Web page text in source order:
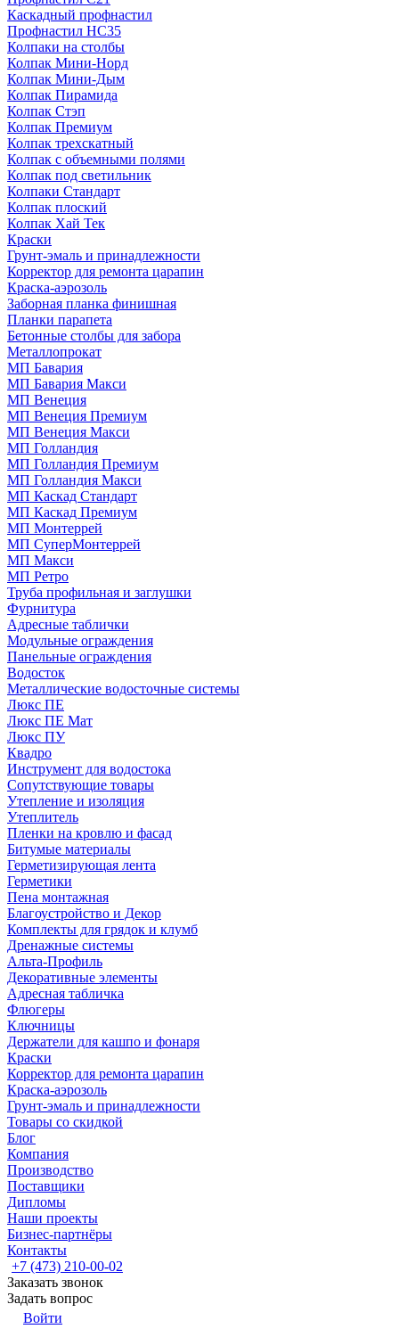
Каскадный профнастил
Профнастил НС35
Колпаки на столбы
Колпак Мини-Норд
Колпак Мини-Дым
Колпак Пирамида
Колпак Стэп
Колпак Премиум
Колпак трехскатный
Колпак с объемными полями
Колпак под светильник
Колпаки Стандарт
Колпак плоский
Колпак Хай Тек
Краски
Грунт-эмаль и принадлежности
Корректор для ремонта царапин
Краска-аэрозоль
Заборная планка финишная
Планки парапета
Бетонные столбы для забора
Металлопрокат
МП Бавария
МП Бавария Макси
МП Венеция
МП Венеция Премиум
МП Венеция Макси
МП Голландия
МП Голландия Премиум
МП Голландия Макси
МП Каскад Стандарт
МП Каскад Премиум
МП Монтеррей
МП СуперМонтеррей
МП Макси
МП Ретро
Труба профильная и заглушки
Фурнитура
Адресные таблички
Модульные ограждения
Панельные ограждения
Водосток
Металлические водосточные системы
Люкс ПЕ
Люкс ПЕ Мат
Люкс ПУ
Квадро
Инструмент для водостока
Сопутствующие товары
Утепление и изоляция
Утеплитель
Пленки на кровлю и фасад
Битумые материалы
Герметизирующая лента
Герметики
Пена монтажная
Благоустройство и Декор
Комплекты для грядок и клумб
Дренажные системы
Альта-Профиль
Декоративные элементы
Адресная табличка
Флюгеры
Ключницы
Держатели для кашпо и фонаря
Краски
Корректор для ремонта царапин
Краска-аэрозоль
Грунт-эмаль и принадлежности
Товары со скидкой
Блог
Компания
Производство
Поставщики
Дипломы
Наши проекты
Бизнес-партнёры
Контакты
+7 (473) 210-00-02
Заказать звонок
Задать вопрос
Войти